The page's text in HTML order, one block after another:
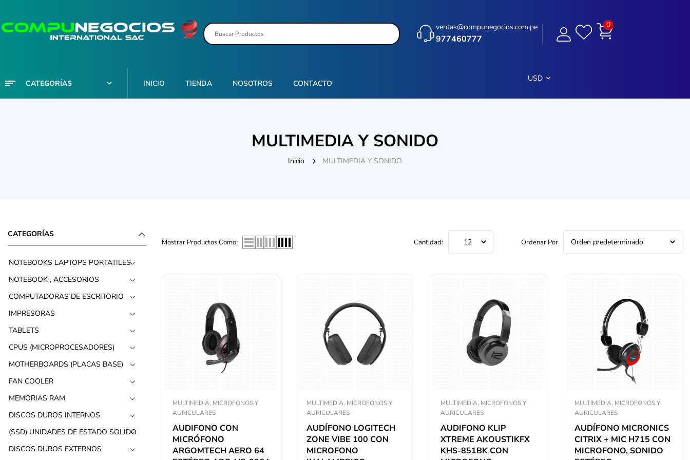
ventas@compunegocios.com.pe
977460777
0
CATEGORÍAS INICIO TIENDA NOSOTROS CONTACTO
USD
MULTIMEDIA Y SONIDO
Inicio MULTIMEDIA Y SONIDO
CATEGORÍAS
NOTEBOOKS LAPTOPS PORTATILES
NOTEBOOK , ACCESORIOS
COMPUTADORAS DE ESCRITORIO
IMPRESORAS
TABLETS
CPUS (MICROPROCESADORES)
MOTHERBOARDS (PLACAS BASE)
FAN COOLER
MEMORIAS RAM
DISCOS DUROS INTERNOS
(SSD) UNIDADES DE ESTADO SOLIDO
DISCOS DUROS EXTERNOS
Mostrar Productos Como: Cantidad: Ordenar Por
MULTIMEDIA, MICROFONOS Y
AURICULARES
AUDIFONO CON
MICRÓFONO
ARGOMTECH AERO 64
MULTIMEDIA, MICROFONOS Y
AURICULARES
AUDÍFONO LOGITECH
ZONE VIBE 100 CON
MICROFONO
MULTIMEDIA, MICROFONOS Y
AURICULARES
AUDIFONO KLIP
XTREME AKOUSTIKFX
KHS-851BK CON
MULTIMEDIA, MICROFONOS Y
AURICULARES
AUDÍFONO MICRONICS
CITRIX + MIC H715 CON
MICROFONO, SONIDO